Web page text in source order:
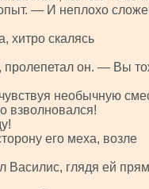
— И неплохо
хитро скалясь
он. — Вы
необычную
взволновался!
его меха, возле
глядя ей